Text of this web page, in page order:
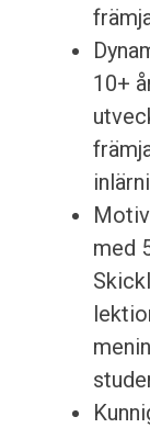
10+
med